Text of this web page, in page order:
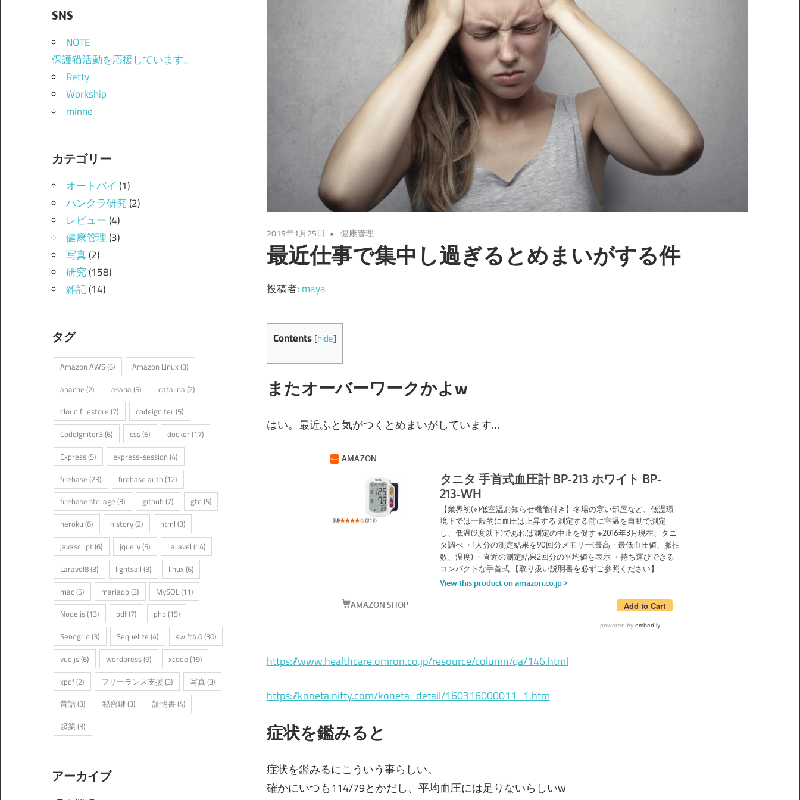
2019年1月25日 健康管理
最近仕事で集中し過ぎるとめまいがする件
投稿者: maya
Contents [hide]
またオーバーワークかよw
はい。最近ふと気がつくとめまいがしています…
https://www.healthcare.omron.co.jp/resource/column/qa/146.html
https://koneta.nifty.com/koneta_detail/160316000011_1.htm
症状を鑑みると
症状を鑑みるにこういう事らしい。
確かにいつも114/79とかだし、平均血圧には足りないらしいw
SNS
NOTE
保護猫活動を応援しています。
Retty
Workship
minne
カテゴリー
オートバイ (1)
ハンクラ研究(2)
レビュー(4)
健康管理(3)
写真(2)
研究(158)
雑記(14)
タグ
Amazon AWS(6) Amazon Linux(3)
apache (2) asana (5) catalina (2)
cloud firestore (7) codeigniter (5)
CodeIgniter3(6) css(6) docker (17)
Express(5) express-session (4)
firebase (23) firebase auth (12)
firebase storage (3) github (7) gtd (5)
heroku (6) history(2) html (3)
javascript(6) jquery(5) Laravel (14)
Laravel8(3) lightsail (3) linux(6)
mac (5) mariadb (3) MySQL(11)
Node.js(13) pdf(7) php(15)
Sendgrid (3) Sequelize (4) swift4.0(30)
vue.js(6) wordpress(9) xcode (19)
xpdf(2) フリーランス支援 (3) 写真(3)
昔話(3) 秘密鍵 (3) 証明書(4)
起業 (3)
アーカイブ